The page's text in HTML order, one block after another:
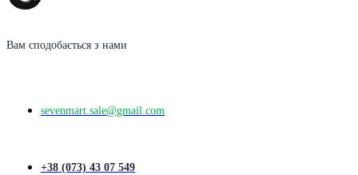
Вам сподобається з нами
sevenmart.sale@gmail.com
+38 (073) 43 07 549